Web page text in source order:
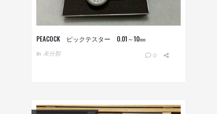
PEACOCK ピックテスター 0.01～10㎜
In 未分類 0